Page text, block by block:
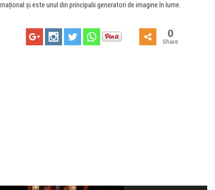
și este unul din principalii generatori de imagine în lume.
0
Share